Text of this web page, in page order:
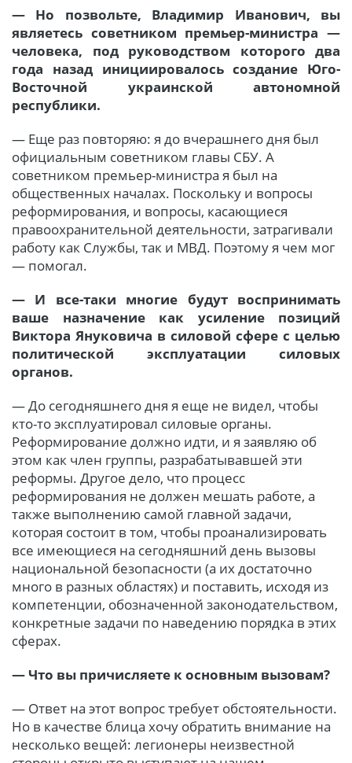
— Но позвольте, Владимир Иванович, вы
являетесь советником премьер-министра —
человека, под руководством которого два
года назад инициировалось создание Юго-
Восточной украинской автономной
республики.
— Еще раз повторяю: я до вчерашнего дня был
официальным советником главы СБУ. А
советником премьер-министра я был на
общественных началах. Поскольку и вопросы
реформирования, и вопросы, касающиеся
правоохранительной деятельности, затрагивали
работу как Службы, так и МВД. Поэтому я чем мог
— помогал.
— И все-таки многие будут воспринимать
ваше назначение как усиление позиций
Виктора Януковича в силовой сфере с целью
политической эксплуатации силовых
органов.
— До сегодняшнего дня я еще не видел, чтобы
кто-то эксплуатировал силовые органы.
Реформирование должно идти, и я заявляю об
этом как член группы, разрабатывавшей эти
реформы. Другое дело, что процесс
реформирования не должен мешать работе, а
также выполнению самой главной задачи,
которая состоит в том, чтобы проанализировать
все имеющиеся на сегодняшний день вызовы
национальной безопасности (а их достаточно
много в разных областях) и поставить, исходя из
компетенции, обозначенной законодательством,
конкретные задачи по наведению порядка в этих
сферах.
— Что вы причисляете к основным вызовам?
— Ответ на этот вопрос требует обстоятельности.
Но в качестве блица хочу обратить внимание на
несколько вещей: легионеры неизвестной